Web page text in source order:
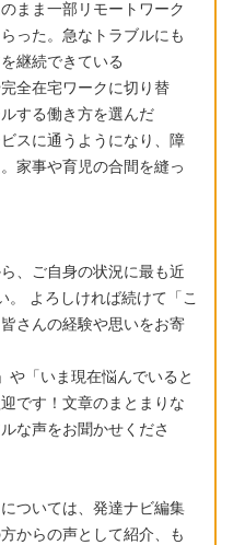
まま一部リモートワーク
った。急なトラブルにも
継続できている
全在宅ワークに切り替
する働き方を選んだ
スに通うようになり、障
家事や育児の合間を縫っ
、ご自身の状況に最も近
。 よろしければ続けて「こ
さんの経験や思いをお寄
や「いま現在悩んでいると
です！文章のまとまりな
な声をお聞かせくださ
ついては、発達ナビ編集
からの声として紹介、も